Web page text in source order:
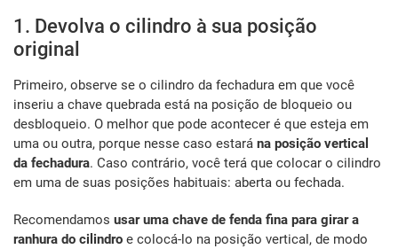
1. Devolva o cilindro à sua posição
original
Primeiro, observe se o cilindro da fechadura em que você
inseriu a chave quebrada está na posição de bloqueio ou
desbloqueio. O melhor que pode acontecer é que esteja em
uma ou outra, porque nesse caso estará na posição vertical
da fechadura. Caso contrário, você terá que colocar o cilindro
em uma de suas posições habituais: aberta ou fechada.
Recomendamos usar uma chave de fenda fina para girar a
ranhura do cilindro e colocá-lo na posição vertical, de modo